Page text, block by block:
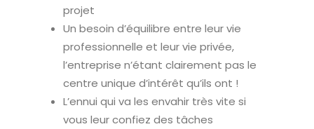
projet
Un besoin d’équilibre entre leur vie
professionnelle et leur vie privée,
l’entreprise n’étant clairement pas le
centre unique d’intérêt qu’ils ont !
L’ennui qui va les envahir très vite si
vous leur confiez des tâches